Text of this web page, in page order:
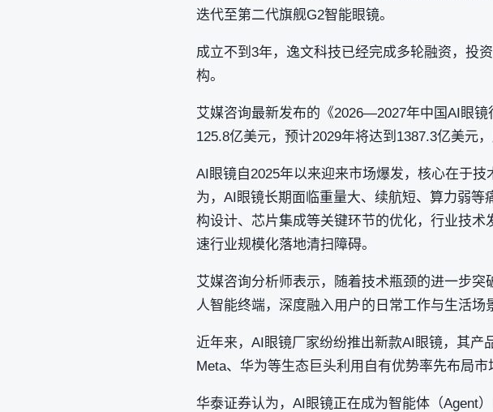
迭代至第二代旗舰G2智能眼镜。
成立不到3年，逸文科技已经完成多轮融资，投
构。
艾媒咨询最新发布的《2026—2027年中国AI眼
125.8亿美元，预计2029年将达到1387.3亿美元
AI眼镜自2025年以来迎来市场爆发，核心在于
为，AI眼镜长期面临重量大、续航短、算力弱
构设计、芯片集成等关键环节的优化，行业技
速行业规模化落地清扫障碍。
艾媒咨询分析师表示，随着技术瓶颈的进一步
人智能终端，深度融入用户的日常工作与生活场
近年来，AI眼镜厂家纷纷推出新款AI眼镜，其产
Meta、华为等生态巨头利用自有优势率先布局市
华泰证券认为，AI眼镜正在成为智能体（Agent